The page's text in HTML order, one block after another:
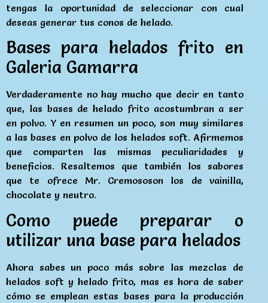
tengas la oportunidad de seleccionar con cual
deseas generar tus conos de helado.
Bases para helados frito en
Galeria Gamarra
Verdaderamente no hay mucho que decir en tanto
que, las bases de helado frito acostumbran a ser
en polvo. Y en resumen un poco, son muy similares
a las bases en polvo de los helados soft. Afirmemos
que comparten las mismas peculiaridades y
beneficios. Resaltemos que también los sabores
que te ofrece Mr. Cremososon los de vainilla,
chocolate y neutro.
Como puede preparar o
utilizar una base para helados
Ahora sabes un poco más sobre las mezclas de
helados soft y helado frito, mas es hora de saber
cómo se emplean estas bases para la producción